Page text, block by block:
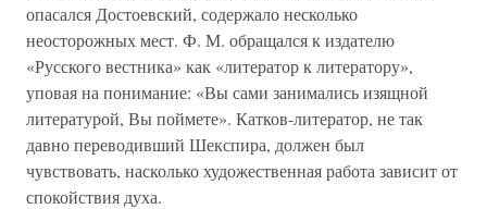
опасался Достоевский, содержало несколько
неосторожных мест. Ф. М. обращался к издателю
«Русского вестника» как «литератор к литератору»,
уповая на понимание: «Вы сами занимались изящной
литературой, Вы поймете». Катков-литератор, не так
давно переводивший Шекспира, должен был
чувствовать, насколько художественная работа зависит от
спокойствия духа.